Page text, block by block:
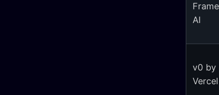
AI
v0 by
Vercel